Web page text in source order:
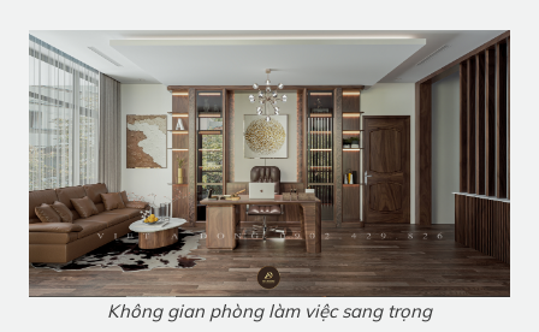
Không gian phòng làm việc sang trọng